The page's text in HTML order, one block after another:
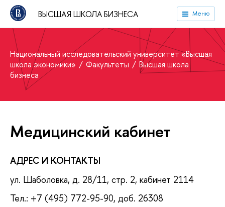
ВЫСШАЯ ШКОЛА БИЗНЕСА Меню
Национальный исследовательский университет «Высшая
школа экономики»
Факультеты
Высшая школа
бизнеса
Медицинский кабинет
АДРЕС И КОНТАКТЫ
ул. Шаболовка, д. 28/11, стр. 2, кабинет 2114
Тел.: +7 (495) 772-95-90, доб. 26308